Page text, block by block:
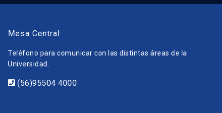
Mesa Central
Teléfono para comunicar con las distintas áreas de la
Universidad.
(56)95504 4000